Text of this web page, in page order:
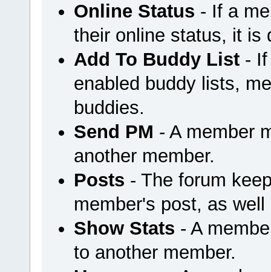
Online Status - If a
their online status, it is
Add To Buddy List- If
enabled buddy lists,
buddies.
Send PM - A member
another member.
Posts - The forum
member's post, as
Show Stats - A
to another member.